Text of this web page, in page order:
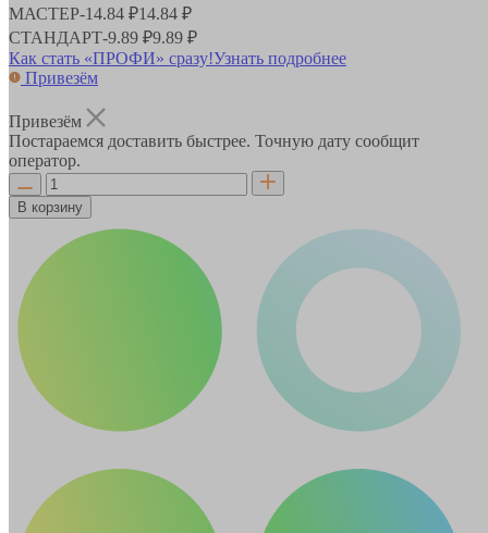
МАСТЕР-14.84 ₽14.84 ₽
СТАНДАРТ-9.89 ₽9.89 ₽
Как стать «ПРОФИ» сразу!Узнать подробнее
Привезём
Привезём
Постараемся доставить быстрее. Точную дату сообщит
оператор.
В корзину